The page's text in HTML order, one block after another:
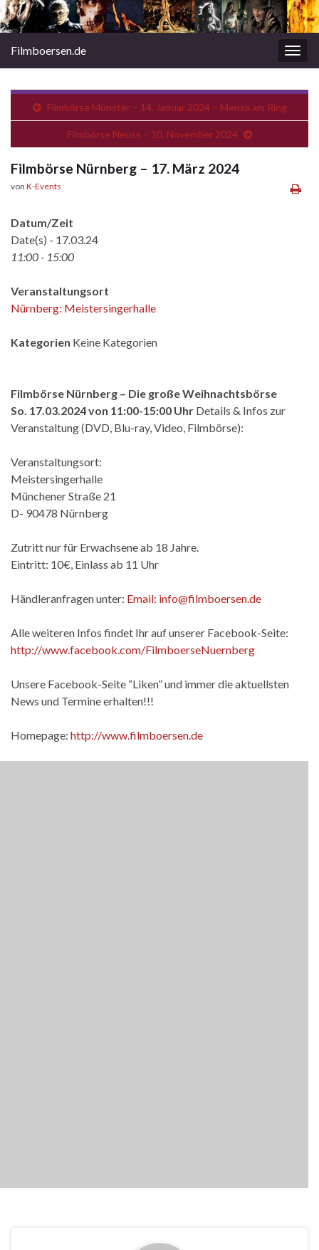
Filmboersen.de
Filmbörse Münster – 14. Januar 2024 – Mensa am Ring
Filmbörse Neuss – 10. November 2024
Filmbörse Nürnberg – 17. März 2024
von K-Events
Datum/Zeit
Date(s) - 17.03.24
11:00 - 15:00
Veranstaltungsort
Nürnberg: Meistersingerhalle
Kategorien Keine Kategorien
Filmbörse Nürnberg – Die große Weihnachtsbörse
So. 17.03.2024 von 11:00-15:00 Uhr Details & Infos zur
Veranstaltung (DVD, Blu-ray, Video, Filmbörse):
Veranstaltungsort:
Meistersingerhalle
Münchener Straße 21
D- 90478 Nürnberg
Zutritt nur für Erwachsene ab 18 Jahre.
Eintritt: 10€, Einlass ab 11 Uhr
Händleranfragen unter: Email: info@filmboersen.de
Alle weiteren Infos findet Ihr auf unserer Facebook-Seite:
http://www.facebook.com/FilmboerseNuernberg
Unsere Facebook-Seite “Liken” und immer die aktuellsten
News und Termine erhalten!!!
Homepage: http://www.filmboersen.de